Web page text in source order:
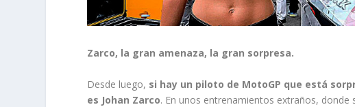
Zarco, la gran amenaza, la gran sorpresa.
Desde luego, si hay un piloto de MotoGP que está
es Johan Zarco. En unos entrenamientos extraños, donde